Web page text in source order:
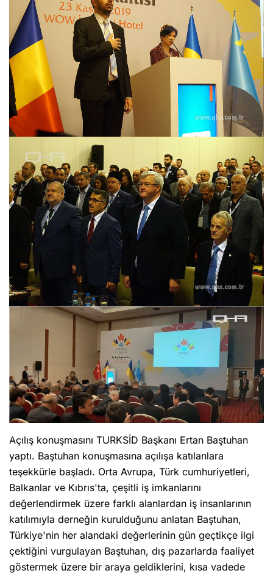
Açılış konuşmasını TURKSİD Başkanı Ertan Baştuhan
yaptı. Baştuhan konuşmasına açılışa katılanlara
teşekkürle başladı. Orta Avrupa, Türk cumhuriyetleri,
Balkanlar ve Kıbrıs'ta, çeşitli iş imkanlarını
değerlendirmek üzere farklı alanlardan iş insanlarının
katılımıyla derneğin kurulduğunu anlatan Baştuhan,
Türkiye'nin her alandaki değerlerinin gün geçtikçe ilgi
çektiğini vurgulayan Baştuhan, dış pazarlarda faaliyet
göstermek üzere bir araya geldiklerini, kısa vadede